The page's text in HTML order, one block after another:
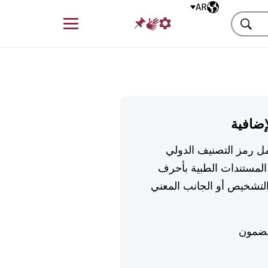
اللغة المختارةAR
قائمة
بحث
رمز التصنيف الدولي
الطبية بأحرف
أو الجانب المعني